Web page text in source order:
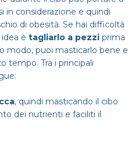
in considerazione e quindi
di obesità. Se hai difficoltà
è tagliarlo a pezzi prima
modo, puoi masticarlo bene e
tempo. Tra i principali
, quindi masticando il cibo
dei nutrienti e faciliti il